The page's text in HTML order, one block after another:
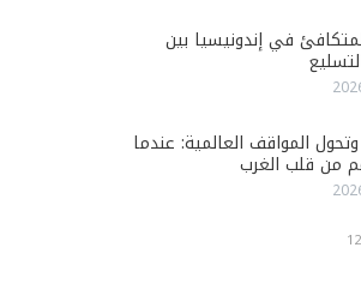
في إندونيسيا بين
المواقف العالمية: عندما
من قلب الغرب